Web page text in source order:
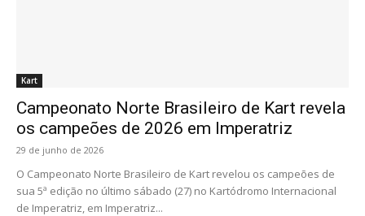
Kart
Campeonato Norte Brasileiro de Kart revela
os campeões de 2026 em Imperatriz
29 de junho de 2026
O Campeonato Norte Brasileiro de Kart revelou os campeões de
sua 5ª edição no último sábado (27) no Kartódromo Internacional
de Imperatriz, em Imperatriz...